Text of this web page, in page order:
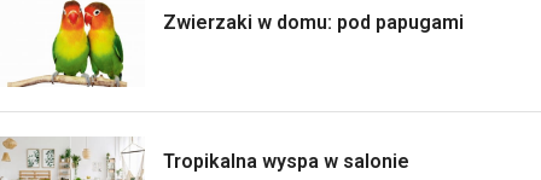
Zwierzaki w domu: pod papugami
Tropikalna wyspa w salonie